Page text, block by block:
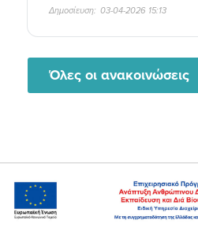
Δημοσίευση: 03-04-2026 15:13
Όλες οι ανακοινώσεις